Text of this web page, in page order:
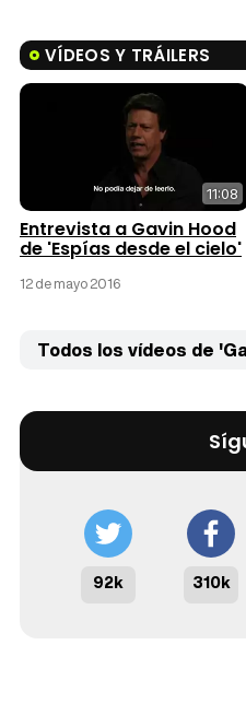
VÍDEOS Y TRÁILERS
11:08
Entrevista a Gavin Hood
de 'Espías desde el cielo'
12 de mayo 2016
Todos los vídeos de
92k 310k